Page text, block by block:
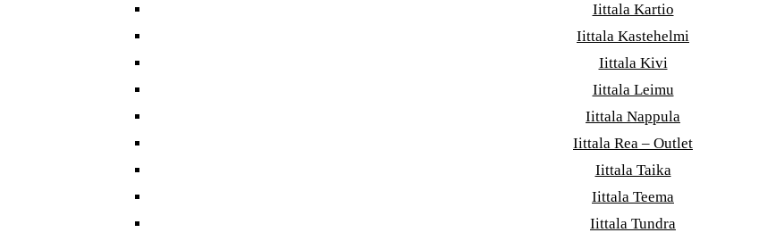
Iittala Kartio
Iittala Kastehelmi
Iittala Kivi
Iittala Leimu
Iittala Nappula
Iittala Rea – Outlet
Iittala Taika
Iittala Teema
Iittala Tundra